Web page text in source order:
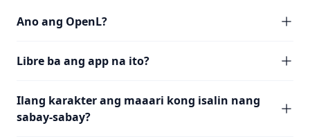
Ano ang OpenL?
Libre ba ang app na ito?
Ilang karakter ang maaari kong isalin nang
sabay-sabay?